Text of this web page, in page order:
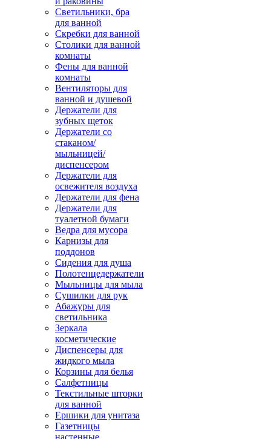
Светильники, бра
для ванной
Скребки для ванной
Столики для ванной
комнаты
Фены для ванной
комнаты
Вентиляторы для
ванной и душевой
Держатели для
зубных щеток
Держатели со
стаканом/
мыльницей/
диспенсером
Держатели для
освежителя воздуха
Держатели для фена
Держатели для
туалетной бумаги
Ведра для мусора
Карнизы для
поддонов
Сидения для душа
Полотенцедержатели
Мыльницы для мыла
Сушилки для рук
Абажуры для
светильника
Зеркала
косметические
Диспенсеры для
жидкого мыла
Корзины для белья
Салфетницы
Текстильные шторки
для ванной
Ершики для унитаза
Газетницы
настенные